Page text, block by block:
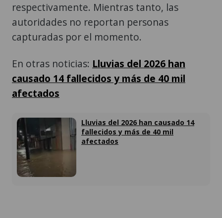
respectivamente. Mientras tanto, las
autoridades no reportan personas
capturadas por el momento.
En otras noticias: Lluvias del 2026 han
causado 14 fallecidos y más de 40 mil
afectados
Lluvias del 2026 han causado 14
fallecidos y más de 40 mil
afectados